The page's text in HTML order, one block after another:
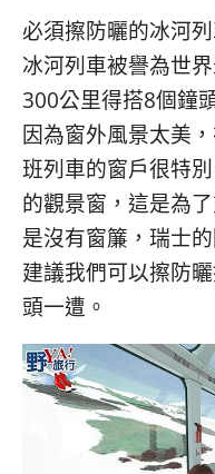
必須擦防曬的冰河
冰河列車被譽為世
300公里得搭8個鐘
因為窗外風景太美
班列車的窗戶很特
的觀景窗，這是為
是沒有窗簾，瑞士
建議我們可以擦防
頭一遭。